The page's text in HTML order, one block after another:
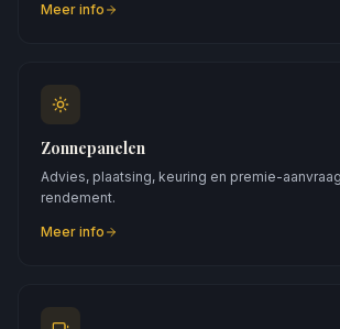
Meer info
Zonnepanelen
Advies, plaatsing, keuring en premie-
rendement.
Meer info